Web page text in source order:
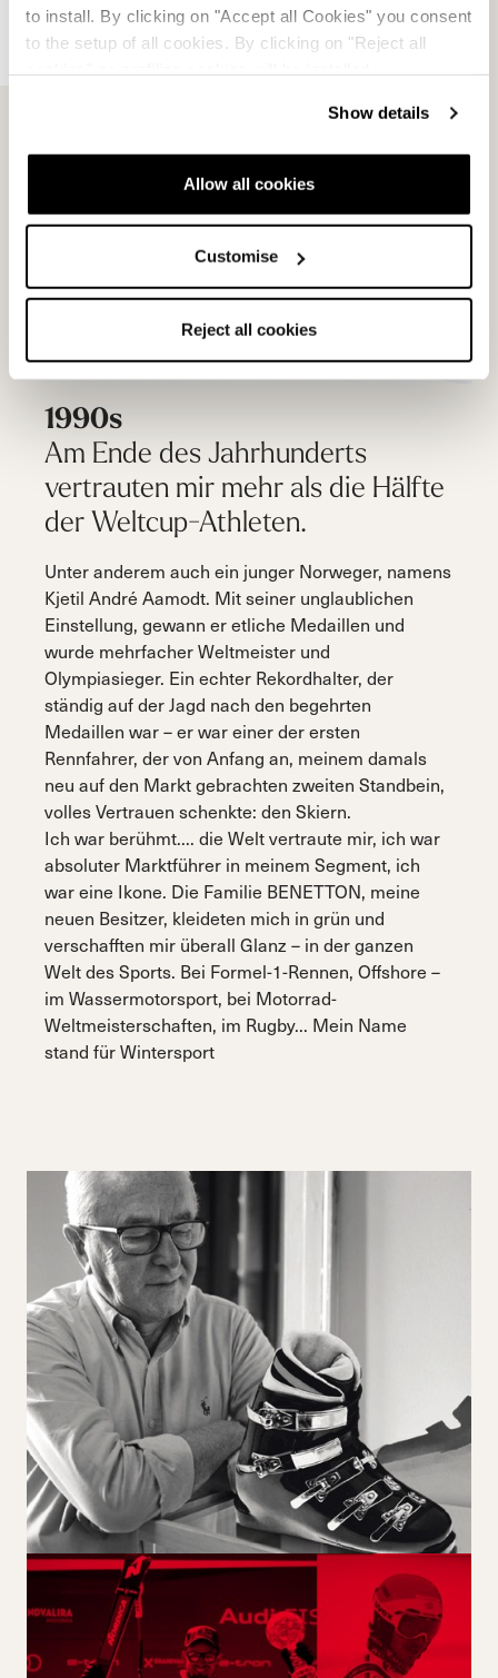
to install. By clicking on "Accept all Cookies" you consent
to the setup of all cookies. By clicking on "Reject all
Show details
Allow all cookies
Customise
Reject all cookies
1990s
Am Ende des Jahrhunderts
vertrauten mir mehr als die Hälfte
der Weltcup-Athleten.
Unter anderem auch ein junger Norweger, namens
Kjetil André Aamodt. Mit seiner unglaublichen
Einstellung, gewann er etliche Medaillen und
wurde mehrfacher Weltmeister und
Olympiasieger. Ein echter Rekordhalter, der
ständig auf der Jagd nach den begehrten
Medaillen war – er war einer der ersten
Rennfahrer, der von Anfang an, meinem damals
neu auf den Markt gebrachten zweiten Standbein,
volles Vertrauen schenkte: den Skiern.
Ich war berühmt.... die Welt vertraute mir, ich war
absoluter Marktführer in meinem Segment, ich
war eine Ikone. Die Familie BENETTON, meine
neuen Besitzer, kleideten mich in grün und
verschafften mir überall Glanz – in der ganzen
Welt des Sports. Bei Formel-1-Rennen, Offshore –
im Wassermotorsport, bei Motorrad-
Weltmeisterschaften, im Rugby... Mein Name
stand für Wintersport